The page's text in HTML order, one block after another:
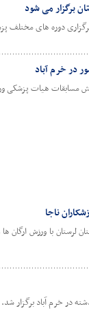
برگزار می شود
دوره های مختلف
در خرم آباد
مسابقات هیات پزشکی
ناجا
با ورزش ارگان
در خرم آباد برگزار شد.